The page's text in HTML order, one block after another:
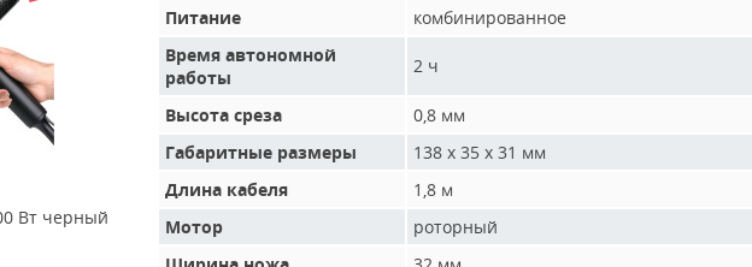
Вт черный
Питание
комбинированное
Время автономной
работы
2 ч
Высота среза
0,8 мм
Габаритные размеры
138 х 35 х 31 мм
Длина кабеля
1,8 м
Мотор
роторный